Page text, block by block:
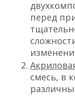
перед
смесь, в